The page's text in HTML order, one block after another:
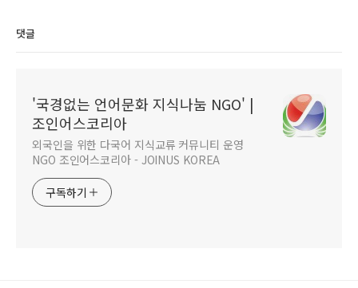
퀸타르트
댓글
'국경없는 언어문화 지식나눔 NGO' |
조인어스코리아
외국인을 위한 다국어 지식교류 커뮤니티 운영
NGO 조인어스코리아 - JOINUS KOREA
구독하기